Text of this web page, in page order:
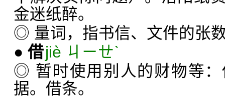
金迷纸醉。
◎ 量词，指书信、文件的张
● 借jiè ㄐㄧㄝˋ
◎ 暂时使用别人的财物等
据。借条。